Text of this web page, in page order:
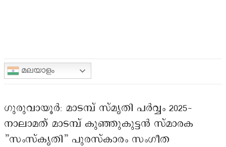
മലയാളം
ഗുരുവായൂർ: മാടമ്പ് സ്മൃതി പർവ്വം 2025-
നാലാമത് മാടമ്പ് കുഞ്ഞുകുട്ടൻ സ്മാരക
”സംസ്കൃതി” പുരസ്കാരം സംഗീത